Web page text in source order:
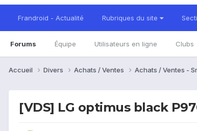
Frandroid - Actualité Rubriques du site
Forums Équipe Utilisateurs en ligne Clubs
Accueil Divers Achats / Ventes Achats / Ventes -
[VDS] LG optimus black